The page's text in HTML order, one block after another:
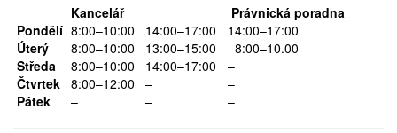
Kancelář
Právnická poradna
Pondělí 8:00–10:00 14:00–17:00
14:00–17:00
Úterý
8:00–10:00 13:00–15:00
8:00–10.00
Středa
8:00–10:00 14:00–17:00
–
Čtvrtek 8:00–12:00 –
–
Pátek
– – –